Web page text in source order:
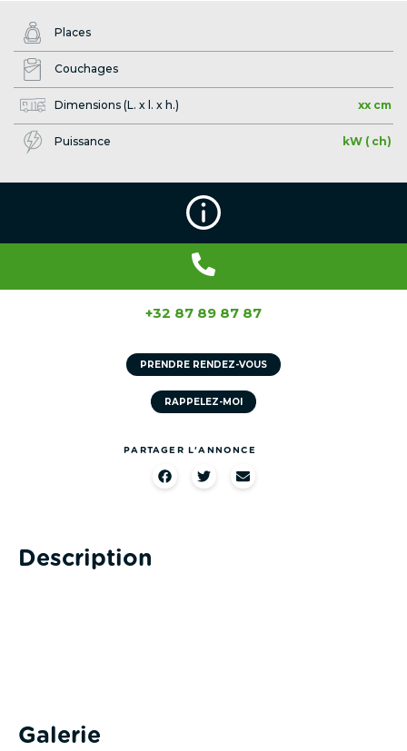
Places
Couchages
Dimensions (L. x l. x h.) xx cm
Puissance kW ( ch)
+32 87 89 87 87
PRENDRE RENDEZ-VOUS
RAPPELEZ-MOI
PARTAGER L'ANNONCE
Description
Galerie